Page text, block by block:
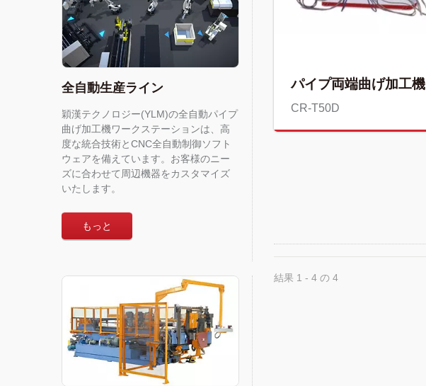
全自動生産ライン
穎漢テクノロジー(YLM)の全自動パイプ
曲げ加工機ワークステーションは、高
度な統合技術とCNC全自動制御ソフト
ウェアを備えています。お客様のニー
ズに合わせて周辺機器をカスタマイズ
いたします。
もっと
パイプ両端曲げ加工機
CR-T50D
結果 1 - 4 の 4